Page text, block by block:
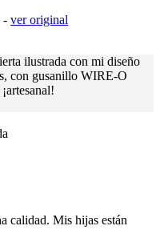
- ver original
calidad. Mis hijas están